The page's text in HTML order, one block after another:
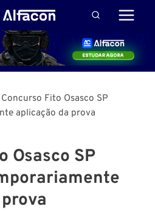
Concurso Fito Osasco SP
aplicação da prova
Osasco SP